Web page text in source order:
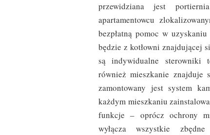
przewidziana jest
apartamentowcu
bezpłatną pomoc w
będzie z kotłowni znajdującej
są indywidualne sterowniki
również mieszkanie
zamontowany jest system
każdym mieszkaniu
funkcje – oprócz ochrony
wyłącza wszystkie